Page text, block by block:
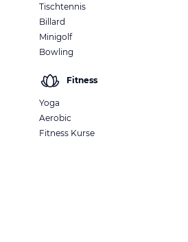
Tischtennis
Billard
Minigolf
Bowling
Fitness
Yoga
Aerobic
Fitness Kurse